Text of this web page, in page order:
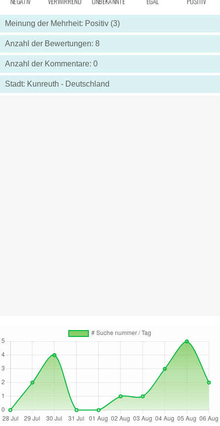
Meinung der Mehrheit: Positiv (3)
Anzahl der Bewertungen: 8
Anzahl der Kommentare: 0
Stadt: Kunreuth - Deutschland